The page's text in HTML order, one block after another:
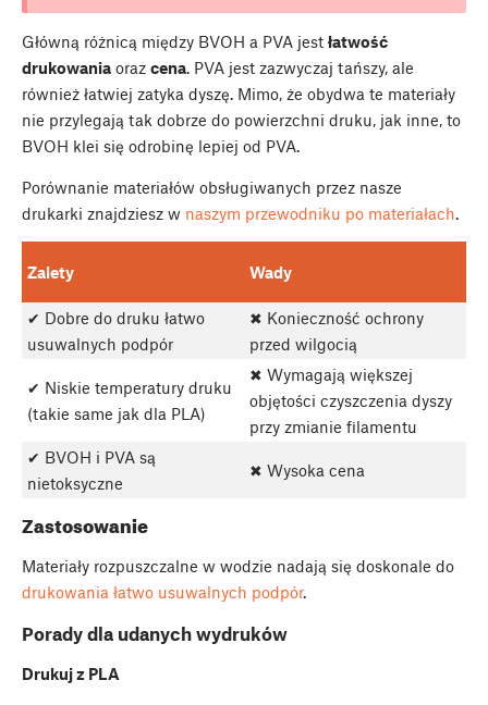
Główną różnicą między BVOH a PVA jest łatwość
drukowania oraz cena . PVA jest zazwyczaj tańszy, ale
również łatwiej zatyka dyszę. Mimo, że obydwa te materiały
nie przylegają tak dobrze do powierzchni druku, jak inne, to
BVOH klei się odrobinę lepiej od PVA.
Porównanie materiałów obsługiwanych przez nasze
drukarki znajdziesz w naszym przewodniku po materiałach
Zalety Wady
✔ Dobre do druku łatwo
usuwalnych podpór
✖ Konieczność ochrony
przed wilgocią
✔ Niskie temperatury druku
(takie same jak dla PLA)
✖ Wymagają większej
objętości czyszczenia dyszy
przy zmianie filamentu
✔ BVOH i PVA są
nietoksyczne
✖ Wysoka cena
Zastosowanie
Materiały rozpuszczalne w wodzie nadają się doskonale do
drukowania łatwo usuwalnych podpór.
Porady dla udanych wydruków
Drukuj z PLA